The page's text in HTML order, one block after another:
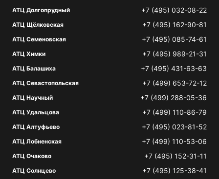
АТЦ Долгопрудный +7 (495) 032-08-22
АТЦ Щёлковская +7 (495) 162-90-81
АТЦ Семеновская +7 (495) 085-74-61
АТЦ Химки +7 (495) 989-21-31
АТЦ Балашиха +7 (495) 431-63-63
АТЦ Севастопольская +7 (499) 653-72-12
АТЦ Научный +7 (499) 288-05-36
АТЦ Удальцова +7 (499) 110-86-79
АТЦ Алтуфьево +7 (495) 023-81-52
АТЦ Лобненская +7 (499) 110-53-06
АТЦ Очаково +7 (495) 152-31-11
АТЦ Солнцево +7 (495) 125-38-41